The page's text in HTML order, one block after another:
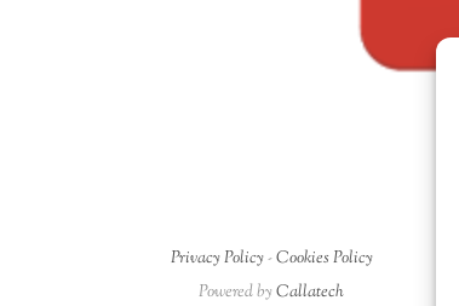
Privacy Policy-Cookies Policy
Powered byCallatech